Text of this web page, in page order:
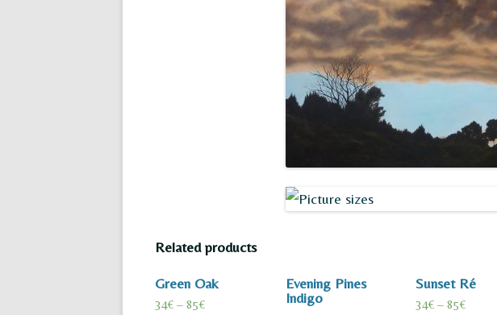
Related products
Green Oak
34€ – 85€
Evening Pines
Indigo
Sunset Ré
34€ –85€